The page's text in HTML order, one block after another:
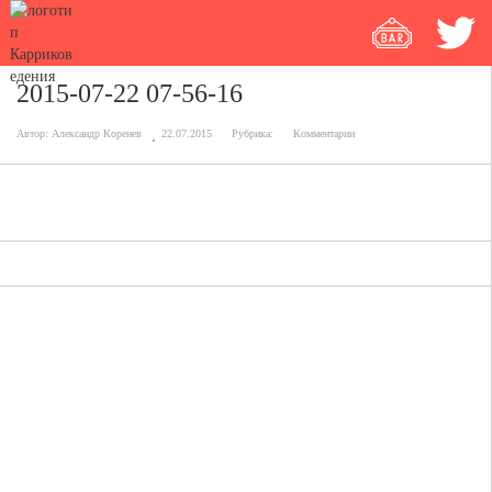
2015-07-22 07-56-16
Автор: Александр Коренев 22.07.2015 Рубрика: Комментарии